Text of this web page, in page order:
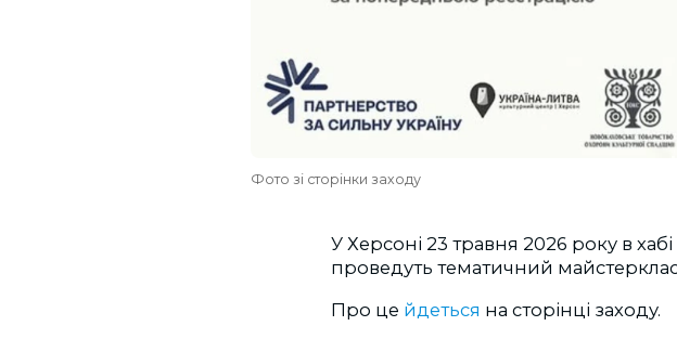
Фото зі сторінки заходу
У Херсоні 23 травня 2026 року в
проведуть тематичний
Про це йдеться на сторінці заходу.